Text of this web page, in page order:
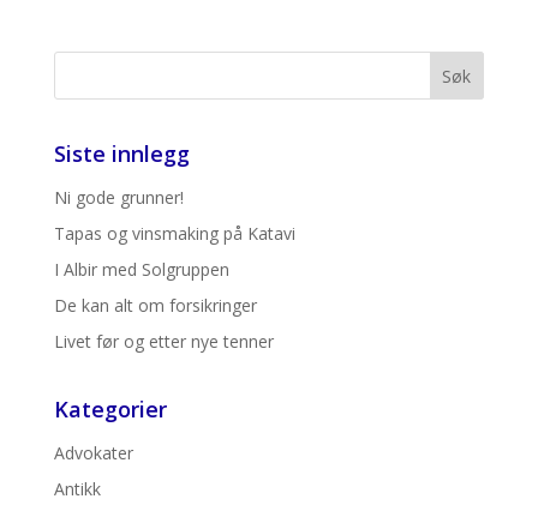
Siste innlegg
Ni gode grunner!
Tapas og vinsmaking på Katavi
I Albir med Solgruppen
De kan alt om forsikringer
Livet før og etter nye tenner
Kategorier
Advokater
Antikk